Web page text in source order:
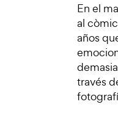
En el
al
años
través